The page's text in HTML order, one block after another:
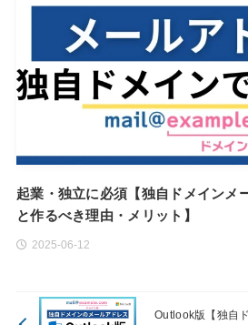
起業・独立に必須【独自ドメインメ
と作るべき理由・メリット】
2025-06-12
Outlook版【独自